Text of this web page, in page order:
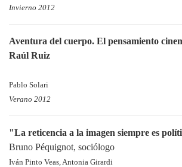
Invierno 2012
Aventura del cuerpo. El pensamiento
Raúl Ruiz
Pablo Solari
Verano 2012
"La reticencia a la imagen siempre es
Bruno Péquignot, sociólogo
Iván Pinto Veas, Antonia Girardi